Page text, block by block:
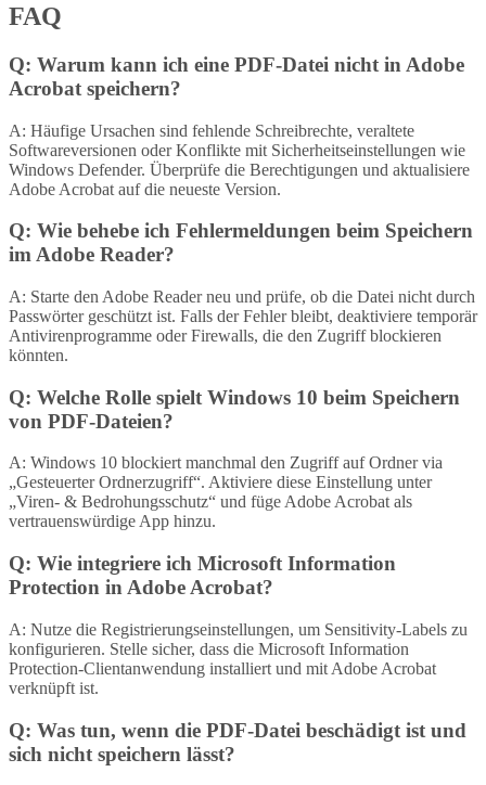
FAQ
Q: Warum kann ich eine PDF-Datei nicht in Adobe
Acrobat speichern?
A: Häufige Ursachen sind fehlende Schreibrechte, veraltete
Softwareversionen oder Konflikte mit Sicherheitseinstellungen wie
Windows Defender. Überprüfe die Berechtigungen und aktualisiere
Adobe Acrobat auf die neueste Version.
Q: Wie behebe ich Fehlermeldungen beim Speichern
im Adobe Reader?
A: Starte den Adobe Reader neu und prüfe, ob die Datei nicht durch
Passwörter geschützt ist. Falls der Fehler bleibt, deaktiviere temporär
Antivirenprogramme oder Firewalls, die den Zugriff blockieren
könnten.
Q: Welche Rolle spielt Windows 10 beim Speichern
von PDF-Dateien?
A: Windows 10 blockiert manchmal den Zugriff auf Ordner via
„Gesteuerter Ordnerzugriff“. Aktiviere diese Einstellung unter
„Viren- & Bedrohungsschutz“ und füge Adobe Acrobat als
vertrauenswürdige App hinzu.
Q: Wie integriere ich Microsoft Information
Protection in Adobe Acrobat?
A: Nutze die Registrierungseinstellungen, um Sensitivity-Labels zu
konfigurieren. Stelle sicher, dass die Microsoft Information
Protection-Clientanwendung installiert und mit Adobe Acrobat
verknüpft ist.
Q: Was tun, wenn die PDF-Datei beschädigt ist und
sich nicht speichern lässt?